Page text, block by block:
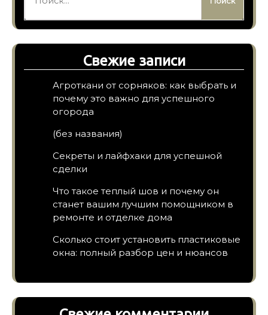
Свежие записи
Агроткани от сорняков: как выбрать и
почему это важно для успешного
огорода
(без названия)
Секреты и лайфхаки для успешной
сделки
Что такое теплый шов и почему он
станет вашим лучшим помощником в
ремонте и отделке дома
Сколько стоит установить пластиковые
окна: полный разбор цен и нюансов